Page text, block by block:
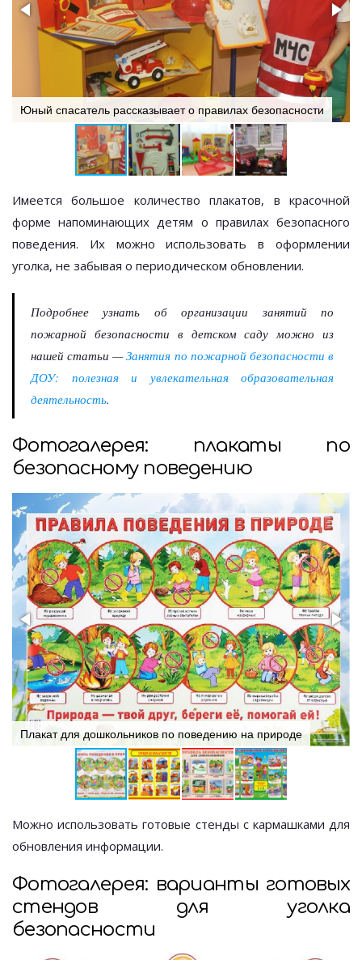
Юный спасатель рассказывает о правилах безопасности
Имеется большое количество плакатов, в красочной
форме напоминающих детям о правилах безопасного
поведения. Их можно использовать в оформлении
уголка, не забывая о периодическом обновлении.
Подробнее узнать об организации занятий по
пожарной безопасности в детском саду можно из
нашей статьи —Занятия по пожарной безопасности в
ДОУ: полезная и увлекательная образовательная
деятельность.
Фотогалерея: плакаты по
безопасному поведению
Плакат для дошкольников по поведению на природе
Можно использовать готовые стенды с кармашками для
обновления информации.
Фотогалерея: варианты готовых
стендов для уголка
безопасности